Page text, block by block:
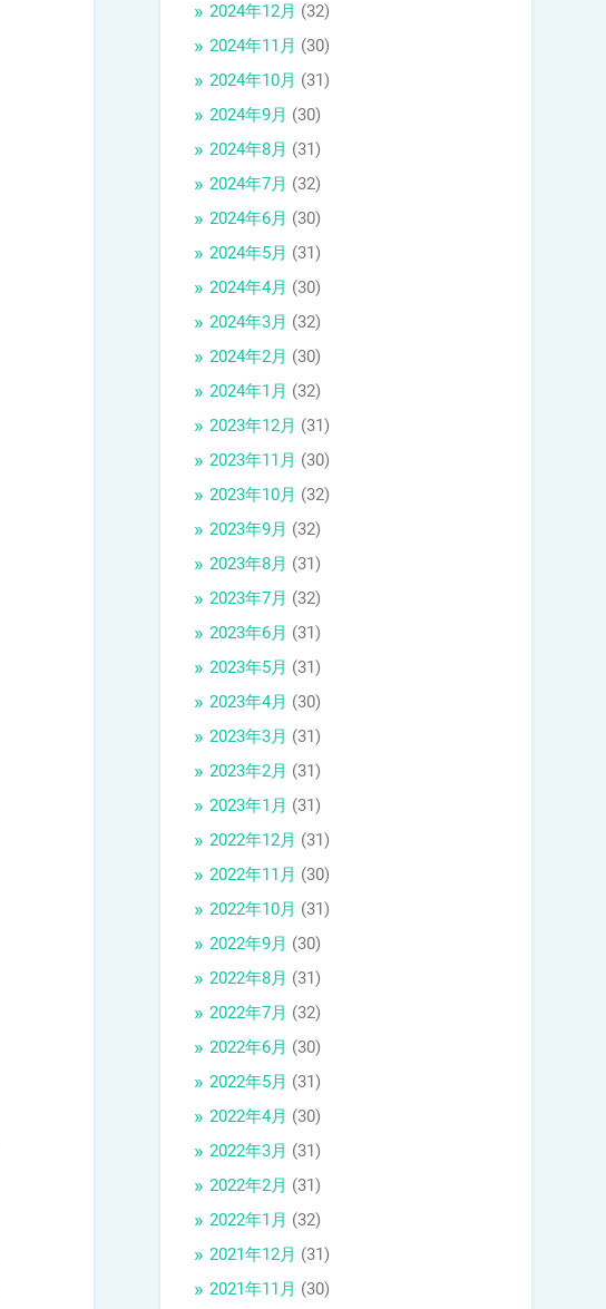
2024年12月 (32)
2024年11月 (30)
2024年10月 (31)
2024年9月 (30)
2024年8月 (31)
2024年7月 (32)
2024年6月 (30)
2024年5月 (31)
2024年4月 (30)
2024年3月 (32)
2024年2月 (30)
2024年1月 (32)
2023年12月 (31)
2023年11月 (30)
2023年10月 (32)
2023年9月 (32)
2023年8月 (31)
2023年7月 (32)
2023年6月 (31)
2023年5月 (31)
2023年4月 (30)
2023年3月 (31)
2023年2月 (31)
2023年1月 (31)
2022年12月 (31)
2022年11月 (30)
2022年10月 (31)
2022年9月 (30)
2022年8月 (31)
2022年7月 (32)
2022年6月 (30)
2022年5月 (31)
2022年4月 (30)
2022年3月 (31)
2022年2月 (31)
2022年1月 (32)
2021年12月 (31)
2021年11月 (30)